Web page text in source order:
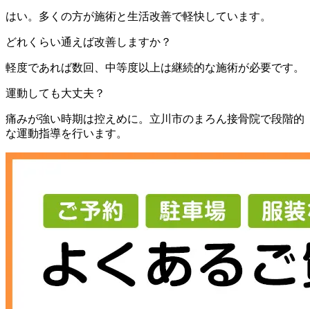
はい。多くの方が施術と生活改善で軽快しています。
どれくらい通えば改善しますか？
軽度であれば数回、中等度以上は継続的な施術が必要です。
運動しても大丈夫？
痛みが強い時期は控えめに。立川市のまろん接骨院で段階的
な運動指導を行います。